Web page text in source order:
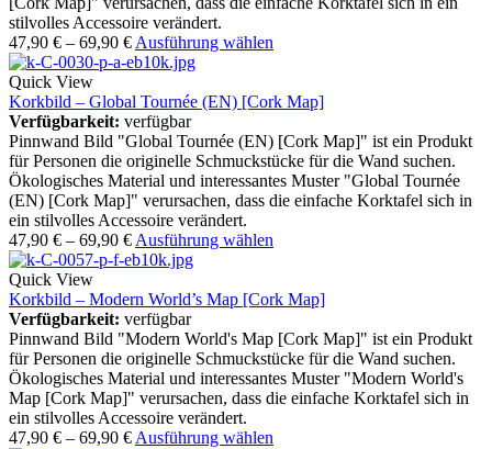
stilvolles Accessoire verändert.
47,90 € – 69,90 € Ausführung wählen
Quick View
Korkbild – Global Tournée (EN) [Cork Map]
Verfügbarkeit: verfügbar
Pinnwand Bild "Global Tournée (EN) [Cork Map]" ist ein Produkt
für Personen die originelle Schmuckstücke für die Wand suchen.
Ökologisches Material und interessantes Muster "Global Tournée
(EN) [Cork Map]" verursachen, dass die einfache Korktafel sich in
ein stilvolles Accessoire verändert.
47,90 € – 69,90 € Ausführung wählen
Quick View
Korkbild – Modern World’s Map [Cork Map]
Verfügbarkeit: verfügbar
Pinnwand Bild "Modern World's Map [Cork Map]" ist ein Produkt
für Personen die originelle Schmuckstücke für die Wand suchen.
Ökologisches Material und interessantes Muster "Modern World's
Map [Cork Map]" verursachen, dass die einfache Korktafel sich in
ein stilvolles Accessoire verändert.
47,90 € – 69,90 € Ausführung wählen